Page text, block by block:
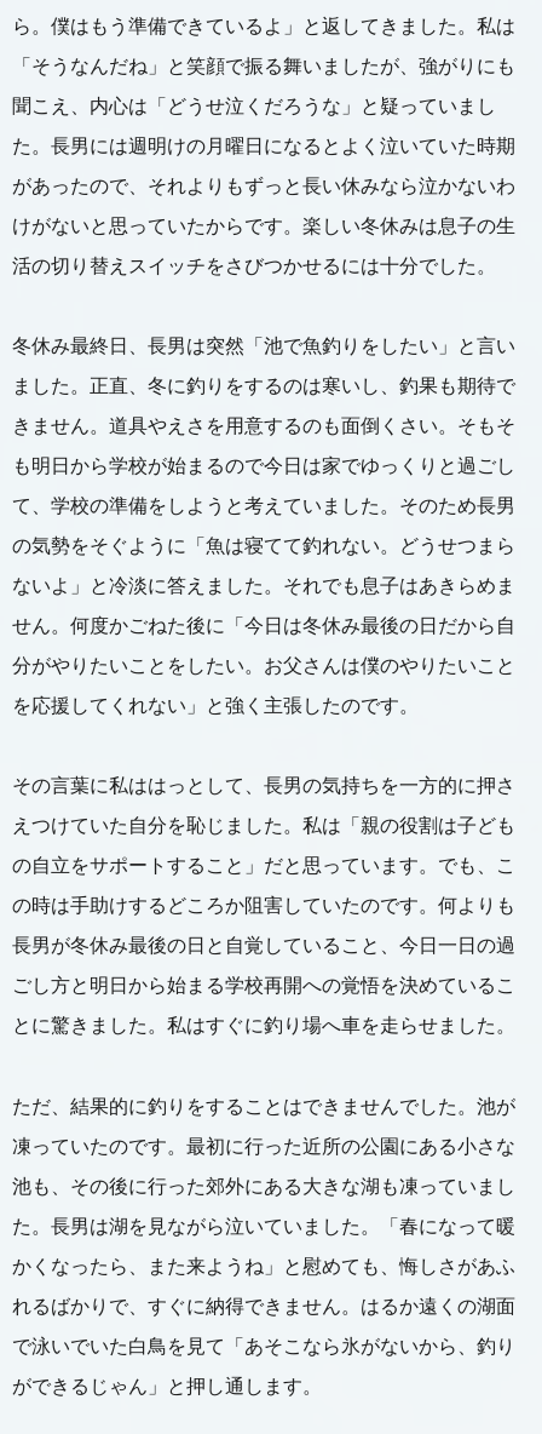
ら。僕はもう準備できているよ」と返してきました。私は
「そうなんだね」と笑顔で振る舞いましたが、強がりにも
聞こえ、内心は「どうせ泣くだろうな」と疑っていまし
た。長男には週明けの月曜日になるとよく泣いていた時期
があったので、それよりもずっと長い休みなら泣かないわ
けがないと思っていたからです。楽しい冬休みは息子の生
活の切り替えスイッチをさびつかせるには十分でした。
冬休み最終日、長男は突然「池で魚釣りをしたい」と言い
ました。正直、冬に釣りをするのは寒いし、釣果も期待で
きません。道具やえさを用意するのも面倒くさい。そもそ
も明日から学校が始まるので今日は家でゆっくりと過ごし
て、学校の準備をしようと考えていました。そのため長男
の気勢をそぐように「魚は寝てて釣れない。どうせつまら
ないよ」と冷淡に答えました。それでも息子はあきらめま
せん。何度かごねた後に「今日は冬休み最後の日だから自
分がやりたいことをしたい。お父さんは僕のやりたいこと
を応援してくれない」と強く主張したのです。
その言葉に私ははっとして、長男の気持ちを一方的に押さ
えつけていた自分を恥じました。私は「親の役割は子ども
の自立をサポートすること」だと思っています。でも、こ
の時は手助けするどころか阻害していたのです。何よりも
長男が冬休み最後の日と自覚していること、今日一日の過
ごし方と明日から始まる学校再開への覚悟を決めているこ
とに驚きました。私はすぐに釣り場へ車を走らせました。
ただ、結果的に釣りをすることはできませんでした。池が
凍っていたのです。最初に行った近所の公園にある小さな
池も、その後に行った郊外にある大きな湖も凍っていまし
た。長男は湖を見ながら泣いていました。「春になって暖
かくなったら、また来ようね」と慰めても、悔しさがあふ
れるばかりで、すぐに納得できません。はるか遠くの湖面
で泳いでいた白鳥を見て「あそこなら氷がないから、釣り
ができるじゃん」と押し通します。